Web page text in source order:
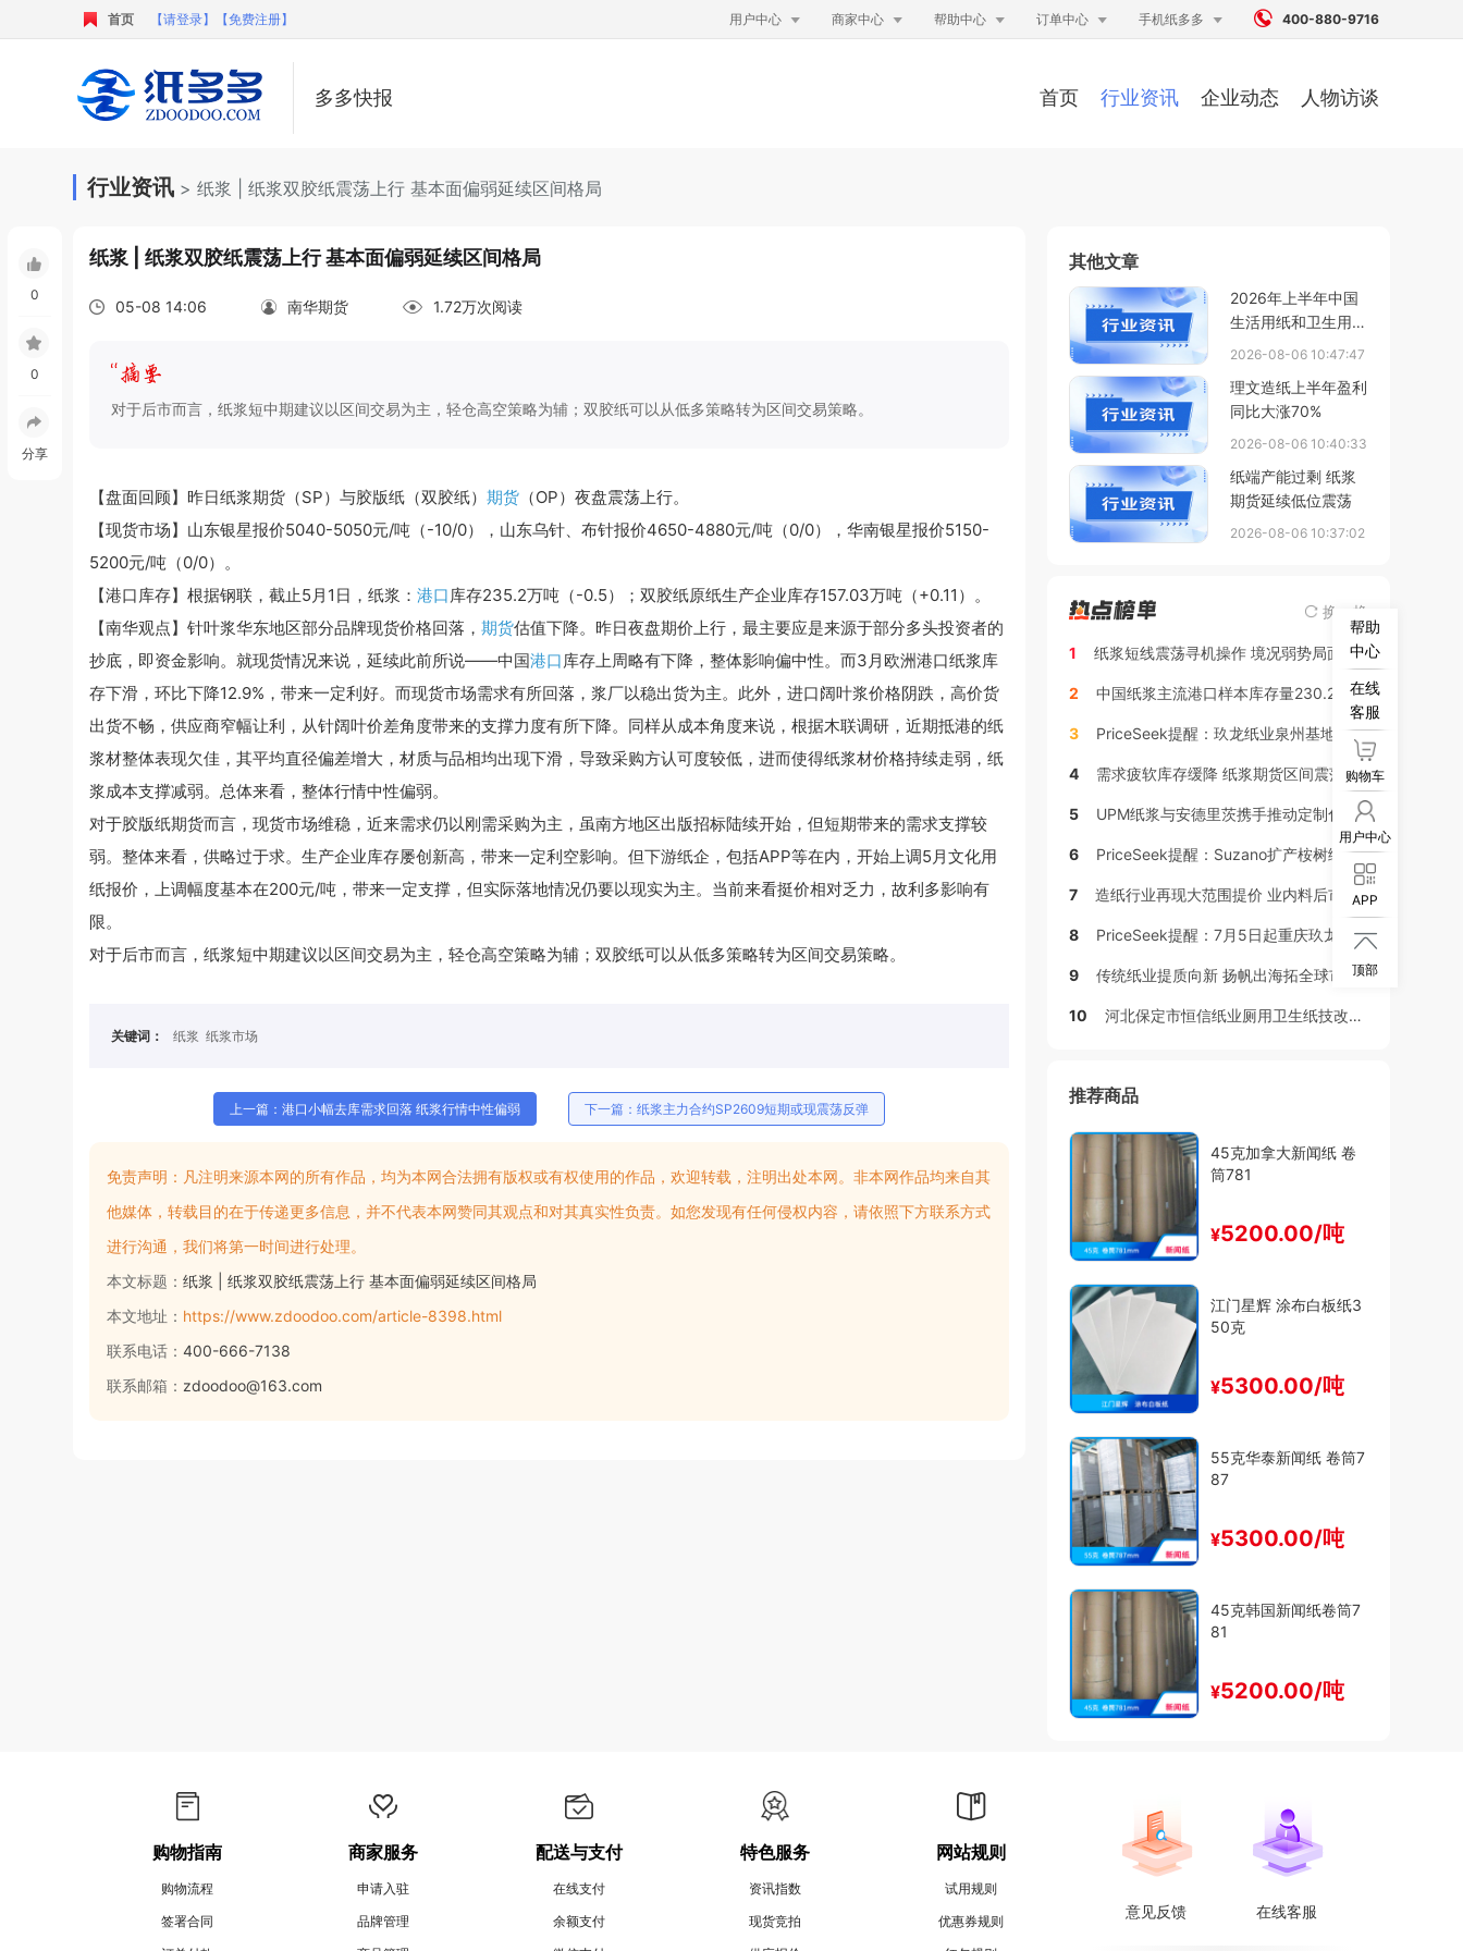
首页 【请登录】 【免费注册】 用户中心  商家中心  帮助中心  订单中心  手机纸多多   400-880-9716
多多快报 首页 行业资讯 企业动态 人物访谈
行业资讯 > 纸浆 | 纸浆双胶纸震荡上行 基本面偏弱延续区间格局
纸浆 | 纸浆双胶纸震荡上行 基本面偏弱延续区间格局
05-08 14:06 南华期货 1.72万次阅读
对于后市而言，纸浆短中期建议以区间交易为主，轻仓高空策略为辅；双胶纸可以从低多策略转为区间交易策略。
【盘面回顾】昨日纸浆期货（SP）与胶版纸（双胶纸） 期货 （OP）夜盘震荡上行。
【现货市场】山东银星报价5040-5050元/吨（-10/0），山东乌针、布针报价4650-4880元/吨（0/0），华南银星报价5150-
5200元/吨（0/0）。
【港口库存】根据钢联，截止5月1日，纸浆： 港口库存235.2万吨（-0.5）；双胶纸原纸生产企业库存157.03万吨（+0.11）。
【南华观点】针叶浆华东地区部分品牌现货价格回落， 期货估值下降。昨日夜盘期价上行，最主要应是来源于部分多头投资者的
抄底，即资金影响。就现货情况来说，延续此前所说——中国港口库存上周略有下降，整体影响偏中性。而3月欧洲港口纸浆库
存下滑，环比下降12.9%，带来一定利好。而现货市场需求有所回落，浆厂以稳出货为主。此外，进口阔叶浆价格阴跌，高价货
出货不畅，供应商窄幅让利，从针阔叶价差角度带来的支撑力度有所下降。同样从成本角度来说，根据木联调研，近期抵港的纸
浆材整体表现欠佳，其平均直径偏差增大，材质与品相均出现下滑，导致采购方认可度较低，进而使得纸浆材价格持续走弱，纸
浆成本支撑减弱。总体来看，整体行情中性偏弱。
对于胶版纸期货而言，现货市场维稳，近来需求仍以刚需采购为主，虽南方地区出版招标陆续开始，但短期带来的需求支撑较
弱。整体来看，供略过于求。生产企业库存屡创新高，带来一定利空影响。但下游纸企，包括APP等在内，开始上调5月文化用
纸报价，上调幅度基本在200元/吨，带来一定支撑，但实际落地情况仍要以现实为主。当前来看挺价相对乏力，故利多影响有
限。
对于后市而言，纸浆短中期建议以区间交易为主，轻仓高空策略为辅；双胶纸可以从低多策略转为区间交易策略。
关键词： 纸浆 纸浆市场
上一篇：港口小幅去库需求回落 纸浆行情中性偏弱 下一篇：纸浆主力合约SP2609短期或现震荡反弹
免责声明： 凡注明来源本网的所有作品，均为本网合法拥有版权或有权使用的作品，欢迎转载，注明出处本网。非本网作品均来自其
他媒体，转载目的在于传递更多信息，并不代表本网赞同其观点和对其真实性负责。如您发现有任何侵权内容，请依照下方联系方式
进行沟通，我们将第一时间进行处理。
本文标题： 纸浆 | 纸浆双胶纸震荡上行 基本面偏弱延续区间格局
本文地址： https://www.zdoodoo.com/article-8398.html
联系电话： 400-666-7138
联系邮箱： zdoodoo@163.com
其他文章
2026年上半年中国
生活用纸和卫生用品
进出口情况
2026-08-06 10:47:47
理文造纸上半年盈利
同比大涨70%
2026-08-06 10:40:33
纸端产能过剩 纸浆
期货延续低位震荡
2026-08-06 10:37:02
换一换
1 纸浆短线震荡寻机操作 境况弱势局面维持
2 中国纸浆主流港口样本库存量230.2万吨，较上周去库2.0万吨
3 PriceSeek提醒：玖龙纸业泉州基地上调再生牛卡价格
4 需求疲软库存缓降 纸浆期货区间震荡运行
5 UPM纸浆与安德里茨携手推动定制化生活用纸创新，赋能中国客户提升产品竞争力
6 PriceSeek提醒：Suzano扩产桉树绒对木浆价格影响分析
7 造纸行业再现大范围提价 业内料后市涨价与回调风险交织
8 PriceSeek提醒：7月5日起重庆玖龙上调两类纸品价格
9 传统纸业提质向新 扬帆出海拓全球市场
10 河北保定市恒信纸业厕用卫生纸技改项目环评公示
推荐商品
45克加拿大新闻纸 卷
筒781
¥5200.00/吨
江门星辉 涂布白板纸3
50克
¥5300.00/吨
55克华泰新闻纸 卷筒7
87
¥5300.00/吨
45克韩国新闻纸卷筒7
81
¥5200.00/吨
0
0
分享
帮助
中心
在线
客服
购物车
用户中心
APP

顶部
购物指南
购物流程
签署合同
商家服务
申请入驻
品牌管理
配送与支付
在线支付
余额支付
特色服务
资讯指数
现货竞拍
网站规则
试用规则
优惠券规则
意见反馈 在线客服